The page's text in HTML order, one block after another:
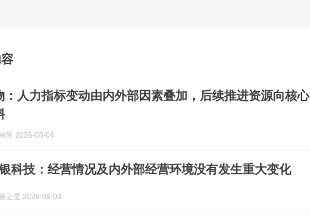
：人力指标变动由内外部因素叠加，后续推进资源向核心
界 2026-08-04
科技：经营情况及内外部经营环境没有发生重大变化
之星 2026-08-03